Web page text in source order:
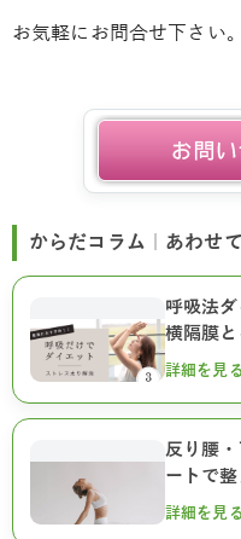
お気軽にお問合せ下さい。
からだコラム｜あわせ
呼吸法
横隔膜
詳細を
反り腰
ートで
詳細を